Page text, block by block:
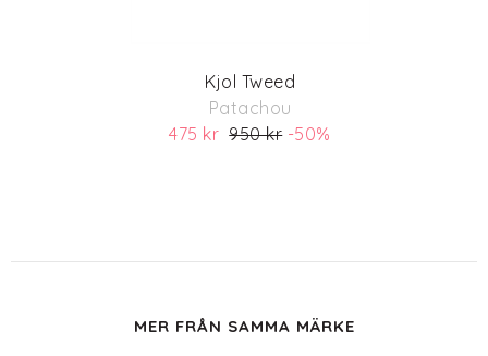
Kjol Tweed
Patachou
475 kr950 kr-50%
MER FRÅN SAMMA MÄRKE